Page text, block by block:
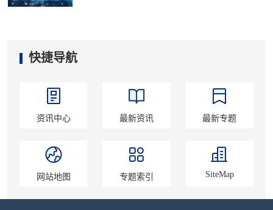
快捷导航
资讯中心 最新资讯 最新专题
网站地图 专题索引 SiteMap